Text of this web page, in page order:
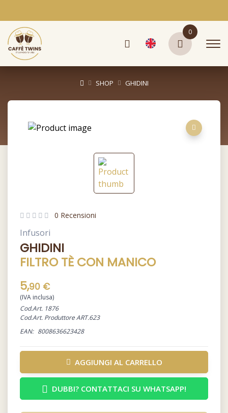
0
SHOP GHIDINI
0 Recensioni
Infusori
GHIDINI
FILTRO TÈ CON MANICO
5,90 €
(IVA inclusa)
Cod.Art. 1876
Cod.Art. Produttore ART.623
EAN: 8008636623428
AGGIUNGI AL CARRELLO
DUBBI? CONTATTACI SU WHATSAPP!